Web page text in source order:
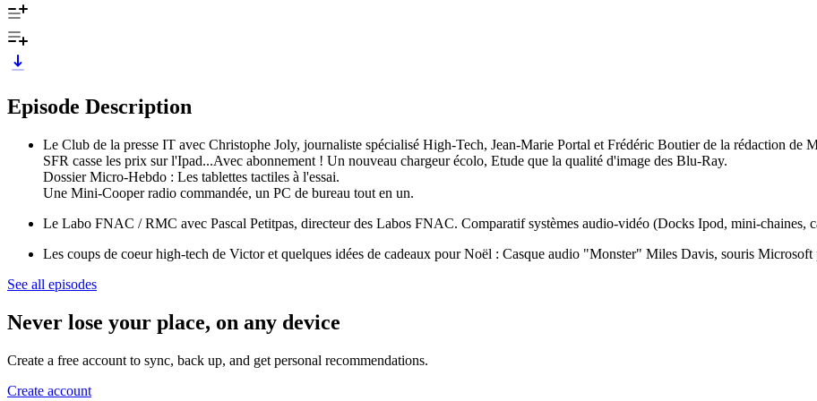
Episode Description
Le Club de la presse IT avec Christophe Joly, journaliste spécialisé High-Tech, Jean-Marie Portal et Frédéric Boutier de la rédaction de
SFR casse les prix sur l'Ipad...Avec abonnement ! Un nouveau chargeur écolo, Etude que la qualité d'image des Blu-Ray.
Dossier Micro-Hebdo : Les tablettes tactiles à l'essai.
Une Mini-Cooper radio commandée, un PC de bureau tout en un.
Le Labo FNAC / RMC avec Pascal Petitpas, directeur des Labos FNAC. Comparatif systèmes audio-vidéo (Docks Ipod, mini-chaines,
Les coups de coeur high-tech de Victor et quelques idées de cadeaux pour Noël : Casque audio "Monster" Miles Davis, souris Microsoft
See all episodes
Never lose your place, on any device
Create a free account to sync, back up, and get personal recommendations.
Create account